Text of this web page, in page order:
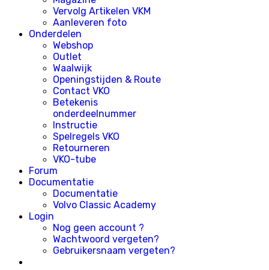
Vervolg Artikelen VKM
Aanleveren foto
Onderdelen
Webshop
Outlet
Waalwijk
Openingstijden & Route
Contact VKO
Betekenis
onderdeelnummer
Instructie
Spelregels VKO
Retourneren
VKO-tube
Forum
Documentatie
Documentatie
Volvo Classic Academy
Login
Nog geen account ?
Wachtwoord vergeten?
Gebruikersnaam vergeten?